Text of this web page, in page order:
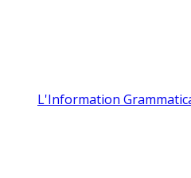
L'Information